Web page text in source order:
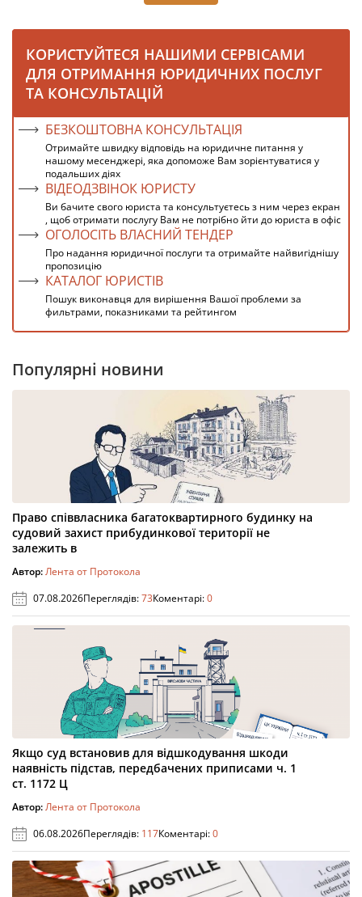
КОРИСТУЙТЕСЯ НАШИМИ СЕРВІСАМИ
ДЛЯ ОТРИМАННЯ ЮРИДИЧНИХ ПОСЛУГ
ТА КОНСУЛЬТАЦІЙ
БЕЗКОШТОВНА КОНСУЛЬТАЦІЯ
Отримайте швидку відповідь на юридичне питання у
нашому месенджері, яка допоможе Вам зорієнтуватися у
подальших діях
ВІДЕОДЗВІНОК ЮРИСТУ
Ви бачите свого юриста та консультуєтесь з ним через екран
, щоб отримати послугу Вам не потрібно йти до юриста в офіс
ОГОЛОСІТЬ ВЛАСНИЙ ТЕНДЕР
Про надання юридичної послуги та отримайте найвигіднішу
пропозицію
КАТАЛОГ ЮРИСТІВ
Пошук виконавця для вирішення Вашої проблеми за
фильтрами, показниками та рейтингом
Популярні новини
Право співвласника багатоквартирного будинку на
судовий захист прибудинкової території не
залежить в
Автор:Лента от Протокола
07.08.2026Переглядів:73Коментарі:0
Якщо суд встановив для відшкодування шкоди
наявність підстав, передбачених приписами ч. 1
ст. 1172 Ц
Автор:Лента от Протокола
06.08.2026Переглядів: 117Коментарі:0